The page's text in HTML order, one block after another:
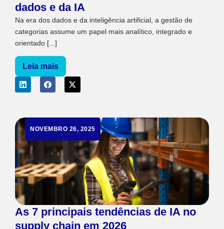
dados e da IA
Na era dos dados e da inteligência artificial, a gestão de
categorias assume um papel mais analítico, integrado e
orientado [...]
Leia mais
NOVEMBRO 26, 2025
As 7 principais tendências de IA no
supply chain em 2026